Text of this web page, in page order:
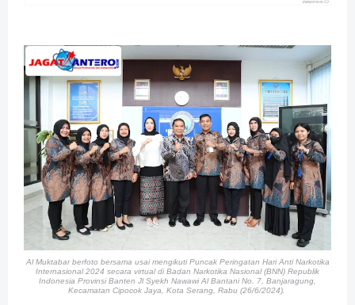
Al Muktabar berfoto bersama usai mengikuti Puncak Peringatan Hari Anti Narkotika
Internasional 2024 secara virtual di Badan Narkotika Nasional (BNN) Republik
Indonesia Provinsi Banten Jl Syekh Nawawi Al Bantani No. 7, Banjaragung,
Kecamatan Cipocok Jaya, Kota Serang, Rabu (26/6/2024).